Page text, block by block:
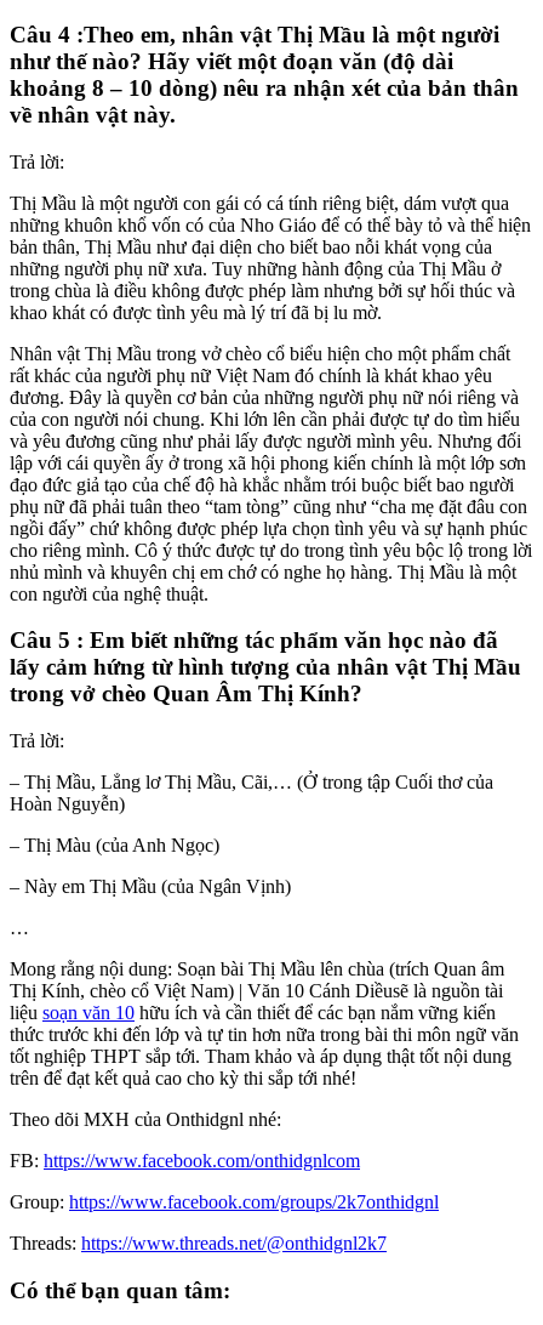
Câu 4 :Theo em, nhân vật Thị Mầu là một người
như thế nào? Hãy viết một đoạn văn (độ dài
khoảng 8 – 10 dòng) nêu ra nhận xét của bản thân
về nhân vật này.
Trả lời:
Thị Mầu là một người con gái có cá tính riêng biệt, dám vượt qua
những khuôn khổ vốn có của Nho Giáo để có thể bày tỏ và thể hiện
bản thân, Thị Mầu như đại diện cho biết bao nỗi khát vọng của
những người phụ nữ xưa. Tuy những hành động của Thị Mầu ở
trong chùa là điều không được phép làm nhưng bởi sự hối thúc và
khao khát có được tình yêu mà lý trí đã bị lu mờ.
Nhân vật Thị Mầu trong vở chèo cổ biểu hiện cho một phẩm chất
rất khác của người phụ nữ Việt Nam đó chính là khát khao yêu
đương. Đây là quyền cơ bản của những người phụ nữ nói riêng và
của con người nói chung. Khi lớn lên cần phải được tự do tìm hiểu
và yêu đương cũng như phải lấy được người mình yêu. Nhưng đối
lập với cái quyền ấy ở trong xã hội phong kiến chính là một lớp sơn
đạo đức giả tạo của chế độ hà khắc nhằm trói buộc biết bao người
phụ nữ đã phải tuân theo “tam tòng” cũng như “cha mẹ đặt đâu con
ngồi đấy” chứ không được phép lựa chọn tình yêu và sự hạnh phúc
cho riêng mình. Cô ý thức được tự do trong tình yêu bộc lộ trong lời
nhủ mình và khuyên chị em chớ có nghe họ hàng. Thị Mầu là một
con người của nghệ thuật.
Câu 5 : Em biết những tác phẩm văn học nào đã
lấy cảm hứng từ hình tượng của nhân vật Thị Mầu
trong vở chèo Quan Âm Thị Kính?
Trả lời:
– Thị Mầu, Lẳng lơ Thị Mầu, Cãi,… (Ở trong tập Cuối thơ của
Hoàn Nguyễn)
– Thị Màu (của Anh Ngọc)
– Này em Thị Mầu (của Ngân Vịnh)
…
Mong rằng nội dung: Soạn bài Thị Mầu lên chùa (trích Quan âm
Thị Kính, chèo cổ Việt Nam) | Văn 10 Cánh Diềusẽ là nguồn tài
liệu soạn văn 10 hữu ích và cần thiết để các bạn nắm vững kiến
thức trước khi đến lớp và tự tin hơn nữa trong bài thi môn ngữ văn
tốt nghiệp THPT sắp tới. Tham khảo và áp dụng thật tốt nội dung
trên để đạt kết quả cao cho kỳ thi sắp tới nhé!
Theo dõi MXH của Onthidgnl nhé:
FB: https://www.facebook.com/onthidgnlcom
Group: https://www.facebook.com/groups/2k7onthidgnl
Threads: https://www.threads.net/@onthidgnl2k7
Có thể bạn quan tâm: